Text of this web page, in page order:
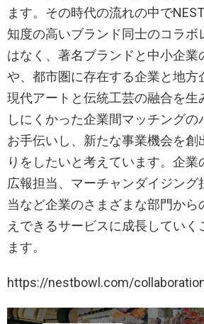
ます。その時代の流れの中で
知度の高いブランド同士のコラボ
はなく、著名ブランドと中小企業
や、都市圏に存在する企業と地方
現代アートと伝統工芸の融合を生
しにくかった企業間マッチングの
お手伝いし、新たな事業機会を創
りをしたいと考えています。企業
広報担当、マーチャンダイジング
当など企業のさまざまな部門から
えできるサービスに成長していく
ます。
https://nestbowl.com/